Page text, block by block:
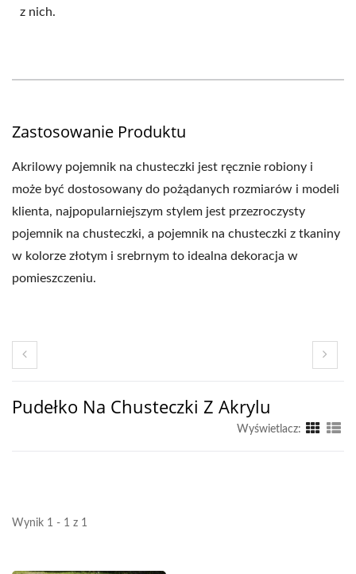
z nich.
Zastosowanie Produktu
Akrilowy pojemnik na chusteczki jest ręcznie robiony i
może być dostosowany do pożądanych rozmiarów i modeli
klienta, najpopularniejszym stylem jest przezroczysty
pojemnik na chusteczki, a pojemnik na chusteczki z tkaniny
w kolorze złotym i srebrnym to idealna dekoracja w
pomieszczeniu.
Pudełko Na Chusteczki Z Akrylu
Wyświetlacz:
Wynik 1 - 1 z 1